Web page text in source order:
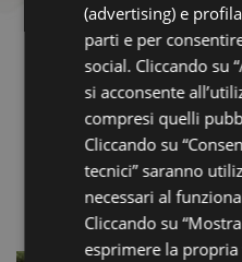
(advertising) e
parti e per
social. Cliccando su
si acconsente
compresi quelli
Cliccando su
tecnici” saranno
necessari al
Cliccando su
esprimere la